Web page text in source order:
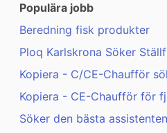
Populära jobb
Beredning fisk produkter
Ploq Karlskrona Söker
Kopiera - C/CE-Chaufför
Kopiera - CE-Chaufför för
Söker den bästa